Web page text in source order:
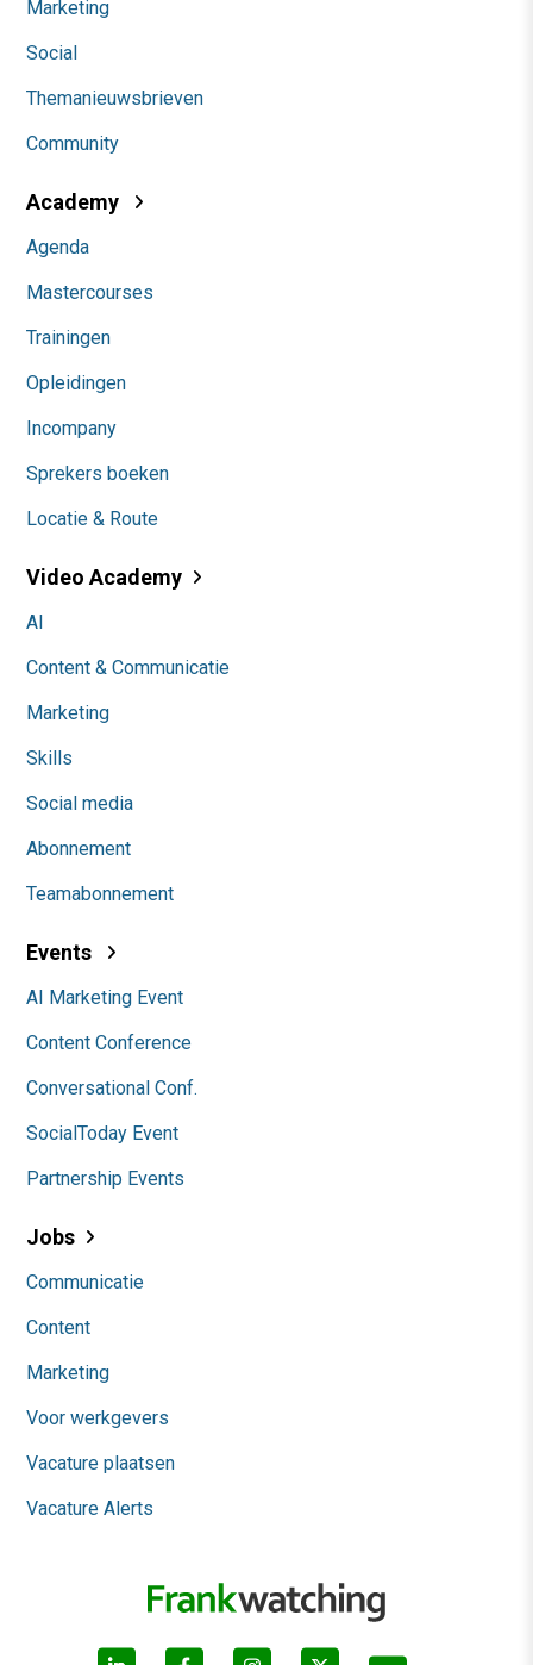
Marketing
Social
Themanieuwsbrieven
Community
Academy
Agenda
Mastercourses
Trainingen
Opleidingen
Incompany
Sprekers boeken
Locatie & Route
Video Academy
AI
Content & Communicatie
Marketing
Skills
Social media
Abonnement
Teamabonnement
Events
AI Marketing Event
Content Conference
Conversational Conf.
SocialToday Event
Partnership Events
Jobs
Communicatie
Content
Marketing
Voor werkgevers
Vacature plaatsen
Vacature Alerts